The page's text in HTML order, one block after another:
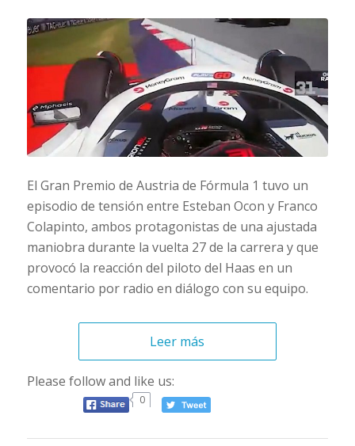
El Gran Premio de Austria de Fórmula 1 tuvo un
episodio de tensión entre Esteban Ocon y Franco
Colapinto, ambos protagonistas de una ajustada
maniobra durante la vuelta 27 de la carrera y que
provocó la reacción del piloto del Haas en un
comentario por radio en diálogo con su equipo.
Leer más
Please follow and like us:
0